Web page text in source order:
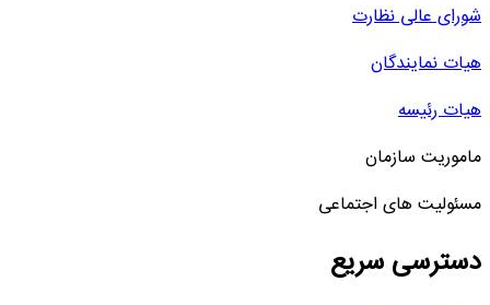
شورای عالی نظارت
هیات نمایندگان
هیات رئیسه
ماموریت سازمان
مسئولیت های اجتماعی
دسترسی سریع